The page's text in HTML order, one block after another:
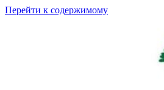
Перейти к содержимому